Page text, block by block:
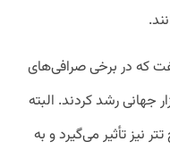
که در برخی صرافی‌های
جهانی رشد کردند. البته
نیز تأثیر می‌گیرد و به